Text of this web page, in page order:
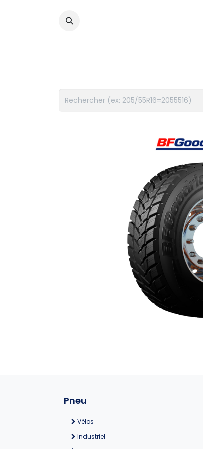
Pneu
Vélos
Industriel